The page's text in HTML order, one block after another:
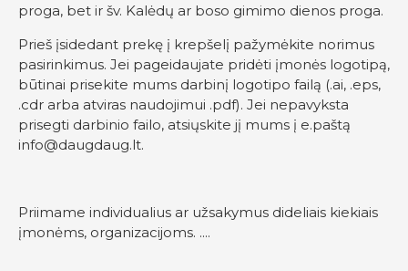
proga, bet ir šv. Kalėdų ar boso gimimo dienos proga.
Prieš įsidedant prekę į krepšelį pažymėkite norimus
pasirinkimus. Jei pageidaujate pridėti įmonės logotipą,
būtinai prisekite mums darbinį logotipo failą (.ai, .eps,
.cdr arba atviras naudojimui .pdf). Jei nepavyksta
prisegti darbinio failo, atsiųskite jį mums į e.paštą
info@daugdaug.lt.
Priimame individualius ar užsakymus dideliais kiekiais
įmonėms, organizacijoms. ....